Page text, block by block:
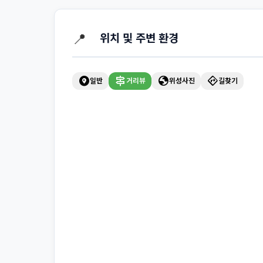
📍 위치 및 주변 환경
explore_nearby일반 signpost 거리뷰 globe위성사진 directions길찾기